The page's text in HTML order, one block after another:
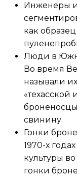
Инженеры
как
Люди в
Во время
называли
«техасской
свинину.
Гонки
1970-х
культуры
гонки